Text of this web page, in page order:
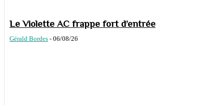
Le Violette AC frappe fort d’entrée
Gérald Bordes - 06/08/26